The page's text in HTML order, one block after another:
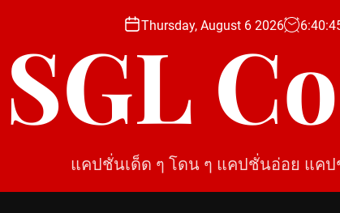
Thursday, August 6 2026 6:40:
SGL
แคปชั่นเด็ด ๆ โดน ๆ แคปชั่นอ่อย แค